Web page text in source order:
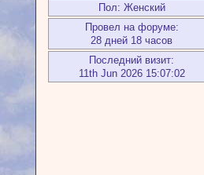
Пол: Женский
Провел на форуме:
28 дней 18 часов
Последний визит:
11th Jun 2026 15:07:02